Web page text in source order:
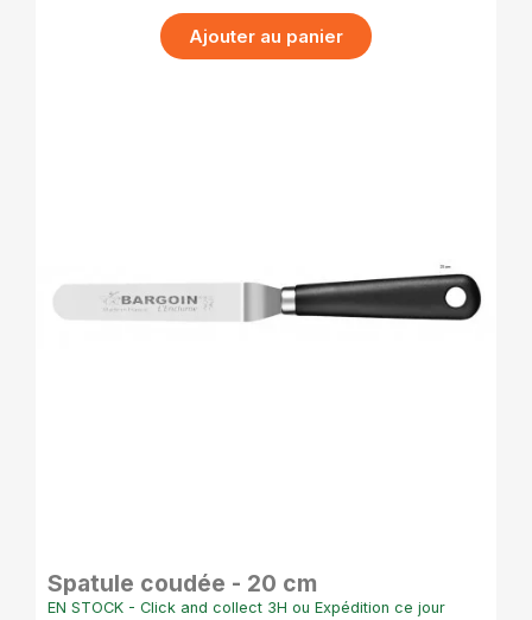
Ajouter au panier
Spatule coudée - 20 cm
EN STOCK - Click and collect 3H ou Expédition ce jour